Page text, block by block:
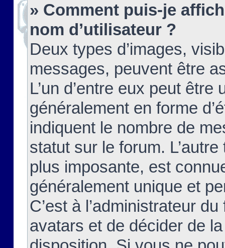
» Comment puis-je
nom d’utilisateur ?
Deux types d’images,
messages, peuvent être
L’un d’entre eux peut
généralement en forme
indiquent le nombre de
statut sur le forum.
plus imposante, est
généralement unique et
C’est à l’administrateur
avatars et de décider de